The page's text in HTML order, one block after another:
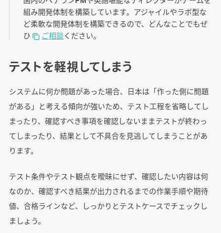
組み開発体制を構築しています。アジャイルやラボ型な
ど柔軟な開発体制を構築できるので、どんなことでもぜ
ひ
ご相談ください。
テストを軽視してしまう
システムに何か問題があった場合、日本は「作った側に問題
がある」と考える傾向が強いため、テスト工程を省略してし
まったり、確認すべき事項を確認しないままテストが終わっ
てしまったり、結果として不具合を見逃してしまうことがあ
ります。
テスト条件やテスト観点を曖昧にせず、確認したい内容は何
なのか、確認すべき結果が出力されるまでの作業手順や期待
値、合格ラインなど、しっかりとテストケースでチェックし
ましょう。